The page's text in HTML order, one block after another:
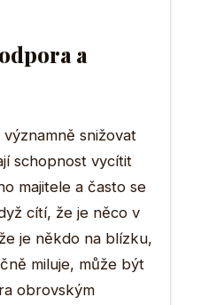
a
snižovat
schopnost vycítit
majitele a často se
cítí, že je něco v
je někdo na blízku,
miluje, může být
obrovským